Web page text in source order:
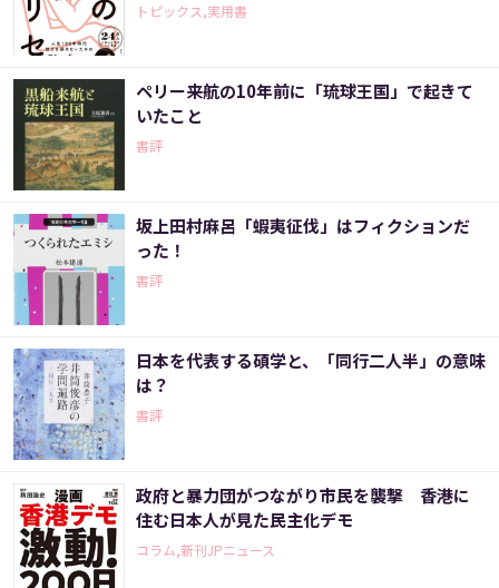
トピックス,実用書
ペリー来航の10年前に「琉球王国」で起きて
いたこと
書評
坂上田村麻呂「蝦夷征伐」はフィクションだ
った！
書評
日本を代表する碩学と、「同行二人半」の意味
は？
書評
政府と暴力団がつながり市民を襲撃 香港に
住む日本人が見た民主化デモ
コラム,新刊JPニュース